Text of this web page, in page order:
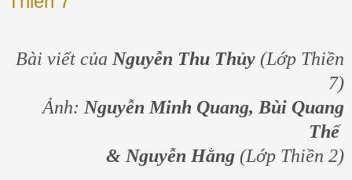
Bài viết của Nguyễn Thu Thủy (Lớp Thiền
7)
Ảnh: Nguyễn Minh Quang, Bùi Quang
Thế
& Nguyễn Hằng (Lớp Thiền 2)